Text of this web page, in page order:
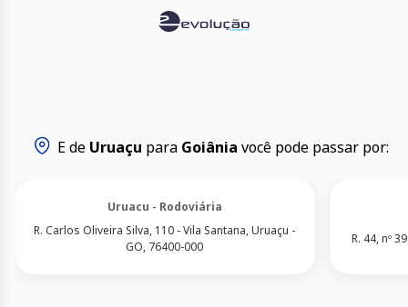
E de Uruaçu para Goiânia você pode passar por:
Uruacu - Rodoviária
R. Carlos Oliveira Silva, 110 - Vila Santana, Uruaçu -
GO, 76400-000
R. 44, nº